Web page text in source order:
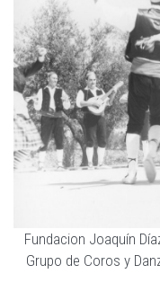
Fundacion Joaquín
Grupo de Coros y